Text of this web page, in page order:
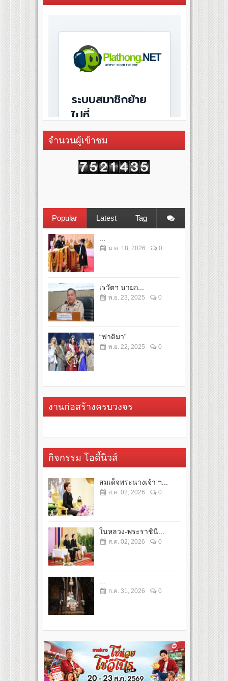
จำนวนผู้เข้าชม
Popular Latest Tag
...
ม.ค. 18, 2026 0
เรวัตฯ นายก...
พ.ย. 23, 2025 0
“ฟาติมา”...
พ.ย. 22, 2025 0
งานก่อสร้างครบวงจร
กิจกรรม โอดี้นิวส์
สมเด็จพระนางเจ้า ฯ...
ส.ค. 02, 2026 0
ในหลวง-พระราชินี...
ส.ค. 02, 2026 0
...
ก.ค. 31, 2026 0